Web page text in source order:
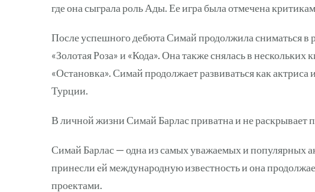
где она сыграла роль Ады. Ее игра была отмечена
После успешного дебюта Симай продолжила сниматься в
«Золотая Роза» и «Кода». Она также снялась в
«Остановка». Симай продолжает развиваться как
Турции.
В личной жизни Симай Барлас приватна и не раскрывает
Симай Барлас — одна из самых уважаемых и популярных
принесли ей международную известность и она
проектами.